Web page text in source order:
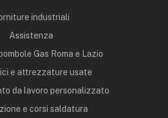
industriali
Assistenza
Gas Roma e Lazio
e attrezzature usate
da lavoro personalizzato
e corsi saldatura